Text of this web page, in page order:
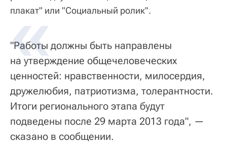
плакат" или "Социальный ролик".
"Работы должны быть направлены
на утверждение общечеловеческих
ценностей: нравственности, милосердия,
дружелюбия, патриотизма, толерантности.
Итоги регионального этапа будут
подведены после 29 марта 2013 года", —
сказано в сообщении.